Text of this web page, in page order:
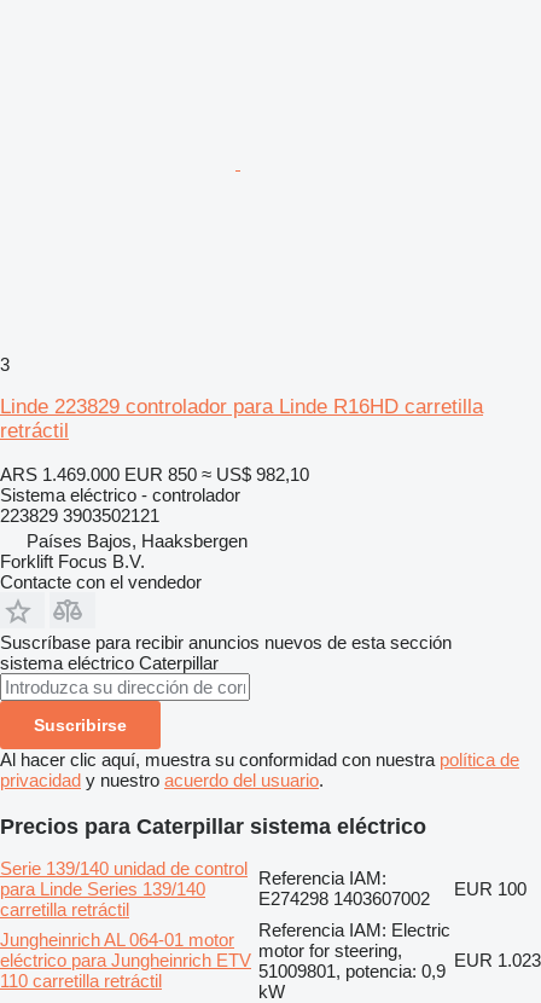
3
Linde 223829 controlador para Linde R16HD carretilla
retráctil
ARS 1.469.000 EUR 850 ≈ US$ 982,10
Sistema eléctrico - controlador
223829 3903502121
Países Bajos, Haaksbergen
Forklift Focus B.V.
Contacte con el vendedor
Suscríbase para recibir anuncios nuevos de esta sección
sistema eléctrico Caterpillar
Suscribirse
Al hacer clic aquí, muestra su conformidad con nuestra política de
privacidad y nuestro acuerdo del usuario.
Precios para Caterpillar sistema eléctrico
Serie 139/140 unidad de control
para Linde Series 139/140
carretilla retráctil
Referencia IAM:
E274298 1403607002
EUR 100
Jungheinrich AL 064-01 motor
eléctrico para Jungheinrich ETV
110 carretilla retráctil
Referencia IAM: Electric
motor for steering,
51009801, potencia: 0,9
kW
EUR 1.023